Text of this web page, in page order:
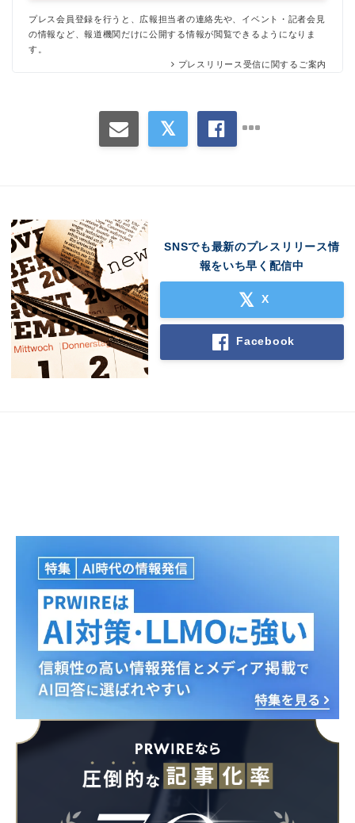
プレス会員登録を行うと、広報担当者の連絡先や、イベント・記者会見
の情報など、報道機関だけに公開する情報が閲覧できるようになりま
す。
プレスリリース受信に関するご案内
SNSでも最新のプレスリリース情
報をいち早く配信中
X
Facebook